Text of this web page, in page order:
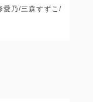
愛乃/三森すずこ/